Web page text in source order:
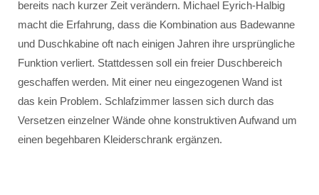
bereits nach kurzer Zeit verändern. Michael Eyrich-Halbig
macht die Erfahrung, dass die Kombination aus Badewanne
und Duschkabine oft nach einigen Jahren ihre ursprüngliche
Funktion verliert. Stattdessen soll ein freier Duschbereich
geschaffen werden. Mit einer neu eingezogenen Wand ist
das kein Problem. Schlafzimmer lassen sich durch das
Versetzen einzelner Wände ohne konstruktiven Aufwand um
einen begehbaren Kleiderschrank ergänzen.